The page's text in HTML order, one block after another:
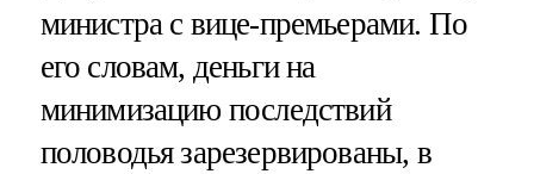
министра с вице-премьерами. По
его словам, деньги на
минимизацию последствий
половодья зарезервированы, в